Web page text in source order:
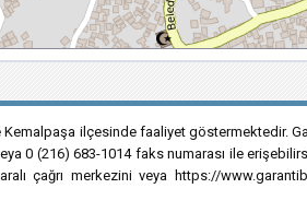
ilçesinde faaliyet göstermektedir.
0 (216) 683-1014 faks numarası ile
çağrı merkezini veya https://